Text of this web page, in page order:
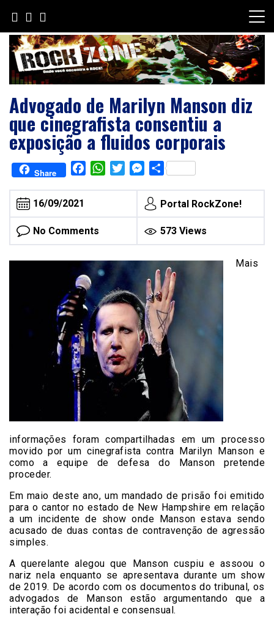
content
Advogado de Marilyn Manson diz
que cinegrafista consentiu a
exposição a fluidos corporais
Share FacebookWhatsAppTwitterMessenger
Share
16/09/2021 Portal RockZone!
No Comments 573 Views
Mais
informações foram compartilhadas em um processo
movido por um cinegrafista contra Marilyn Manson e
como a equipe de defesa do Manson pretende
proceder.
Em maio deste ano, um mandado de prisão foi emitido
para o cantor no estado de New Hampshire em relação
a um incidente de show onde Manson estava sendo
acusado de duas contas de contravenção de agressão
simples.
A querelante alegou que Manson cuspiu e assoou o
nariz nela enquanto se apresentava durante um show
de 2019. De acordo com os documentos do tribunal, os
advogados de Manson estão argumentando que a
interação foi acidental e consensual.